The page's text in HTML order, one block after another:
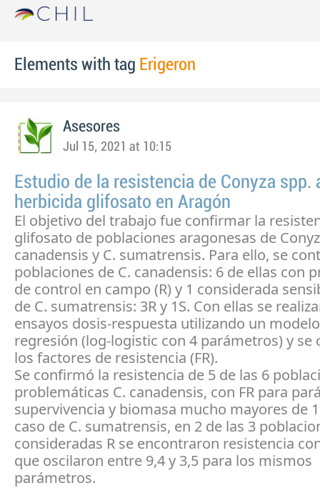
Elements with tag Erigeron
Asesores
Jul 15, 2021 at 10:15
Estudio de la resistencia de Conyza spp.
herbicida glifosato en Aragón
El objetivo del trabajo fue confirmar la
glifosato de poblaciones aragonesas de
canadensis y C. sumatrensis. Para ello, se
poblaciones de C. canadensis: 6 de ellas con
de control en campo (R) y 1 considerada
de C. sumatrensis: 3R y 1S. Con ellas se
ensayos dosis-respuesta utilizando un
regresión (log-logistic con 4 parámetros) y se
los factores de resistencia (FR).
Se confirmó la resistencia de 5 de las 6
problemáticas C. canadensis, con FR para
supervivencia y biomasa mucho mayores de
caso de C. sumatrensis, en 2 de las 3
consideradas R se encontraron resistencia
que oscilaron entre 9,4 y 3,5 para los mismos
parámetros.